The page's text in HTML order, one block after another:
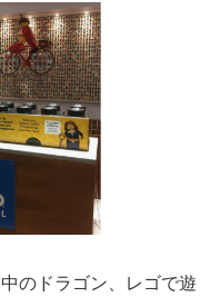
のドラゴン、レゴで遊